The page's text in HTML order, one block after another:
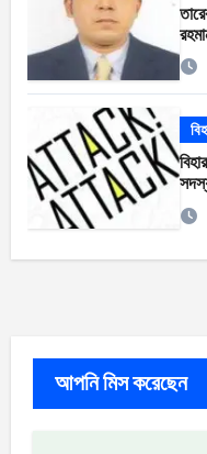
আপনি মিস করেছেন